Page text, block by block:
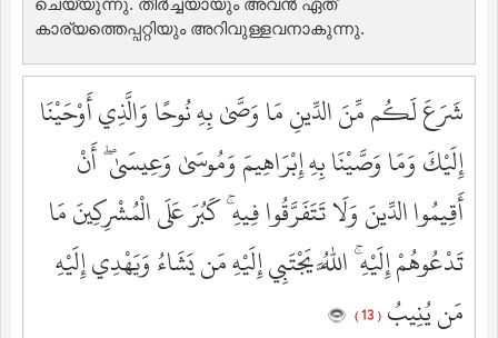
ചെയ്യുന്നു. തീര്‍ച്ചയായും അവന്‍ ഏത്
കാര്യത്തെപ്പറ്റിയും അറിവുള്ളവനാകുന്നു.
شَرَعَ لَكُم مِّنَ الدِّينِ مَا وَصَّىٰ بِهِ نُوحًا وَالَّذِي أَوْحَيْنَا
إِلَيْكَ وَمَا وَصَّيْنَا بِهِ إِبْرَاهِيمَ وَمُوسَىٰ وَعِيسَىٰ ۖ أَنْ
أَقِيمُوا الدِّينَ وَلَا تَتَفَرَّقُوا فِيهِ ۚ كَبُرَ عَلَى الْمُشْرِكِينَ مَا
تَدْعُوهُمْ إِلَيْهِ ۚ اللَّهُ يَجْتَبِي إِلَيْهِ مَن يَشَاءُ وَيَهْدِي إِلَيْهِ
مَن يُنِيبُ ( 13 )